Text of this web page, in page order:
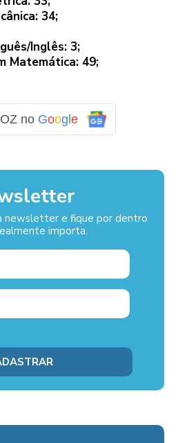
34;
Inglês: 3;
Matemática: 49;
no Google
newsletter e fique por dentro
importa.